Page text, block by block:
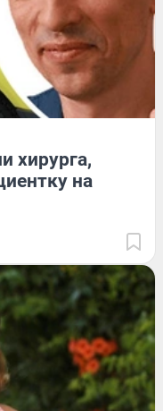
хирурга,
на